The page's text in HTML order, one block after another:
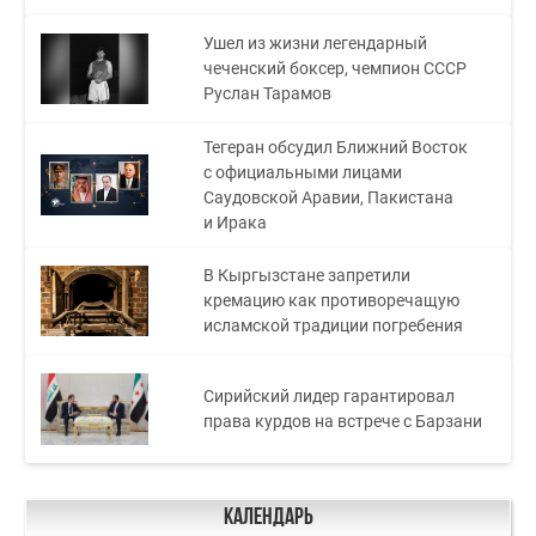
Ушел из жизни легендарный
чеченский боксер, чемпион СССР
Руслан Тарамов
Тегеран обсудил Ближний Восток
с официальными лицами
Саудовской Аравии, Пакистана
и Ирака
В Кыргызстане запретили
кремацию как противоречащую
исламской традиции погребения
Сирийский лидер гарантировал
права курдов на встрече с Барзани
Календарь